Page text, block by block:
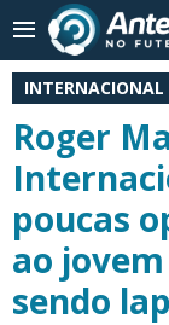
INTERNACIONAL
Roger
poucas
ao
sendo